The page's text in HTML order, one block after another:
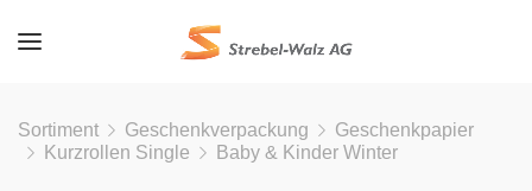
Sortiment Geschenkverpackung
Geschenkpapier
Kurzrollen Single
Baby & Kinder Winter